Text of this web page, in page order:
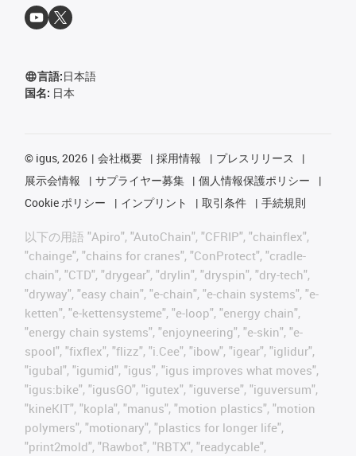
言語:日本語
国名: 日本
© igus, 2026 会社概要 採用情報
プレスリリース
展示会情報
サプライヤー募集
個人情報保護ポリシー
Cookie ポリシー
インプリント 取引条件 手続規則
以下の用語 "Apiro", "AutoChain", "CFRIP", "chainflex",
"chainge", "chains for cranes", "ConProtect", "cradle-
chain", "CTD", "drygear", "drylin", "dryspin", "dry-tech",
"dryway", "easy chain", "e-chain", "e-chain systems", "e-
ketten", "e-kettensysteme", "e-loop", "energy chain",
"energy chain systems", "enjoyneering", "e-skin", "e-
spool", "fixflex", "flizz", "i.Cee", "ibow", "igear", "iglidur",
"igubal", "igumid", "igus", "igus improves what moves",
"igus:bike", "igusGO", "igutex", "iguverse", "iguversum",
"kineKIT", "kopla", "manus", "motion plastics", "motion
polymers", "motionary", "plastics for longer life",
"print2mold", "Rawbot", "RBTX", "readycable",